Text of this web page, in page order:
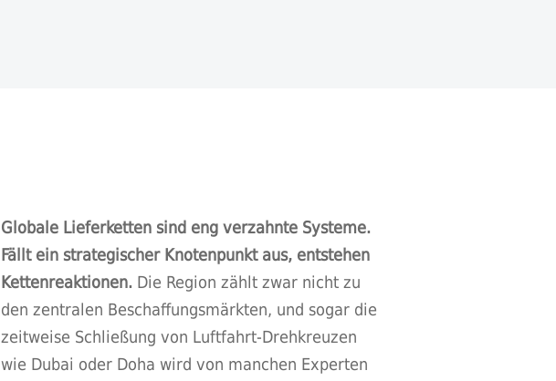
Globale Lieferketten sind eng verzahnte Systeme.
Fällt ein strategischer Knotenpunkt aus, entstehen
Kettenreaktionen.Die Region zählt zwar nicht zu
den zentralen Beschaffungsmärkten, und sogar die
zeitweise Schließung von Luftfahrt-Drehkreuzen
wie Dubai oder Doha wird von manchen Experten